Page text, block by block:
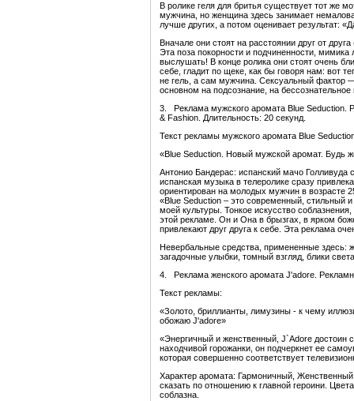
В ролике геля для бритья существует тот же
мужчина, но женщина здесь занимает
лучше других, а потом оценивает результат:
Вначале они стоят на расстоянии друг от
Эта поза покорности и подчиненности,
выслушать! В конце ролика они стоят очень
себе, гладит по щеке, как бы говоря нам: вот
не гель, а сам мужчина. Сексуальный фактор
основном на подсознание, на бессознательное
3. Реклама мужского аромата Blue Seduction.
& Fashion. Длительность: 20 секунд.
Текст рекламы мужского аромата Blue
«Blue Seduction. Новый мужской аромат. Будь
Антонио Бандерас: испанский мачо
испанская музыка в телеролике сразу
ориентирован на молодых мужчин в возрасте
«Blue Seduction – это современный, стильный
моей культуры. Тонкое искусство
этой рекламе. Он и Она в брызгах, в ярком
привлекают друг друга к себе. Эта реклама
Невербальные средства, примененные здесь:
загадочные улыбки, томный взгляд, блики
4. Реклама женского аромата J'adore.
Текст рекламы:
«Золото, бриллианты, лимузины - к чему
обожаю J'adore»
«Энергичный и женственный, J`Adore достоин
находчивой горожанки, он подчеркнет ее
которая совершенно соответствует
Характер аромата: Гармоничный,
сказать по отношению к главной героини.
соблазна.